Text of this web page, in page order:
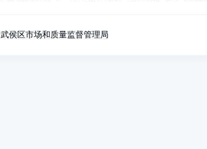
武侯区市场和质量监督管理局